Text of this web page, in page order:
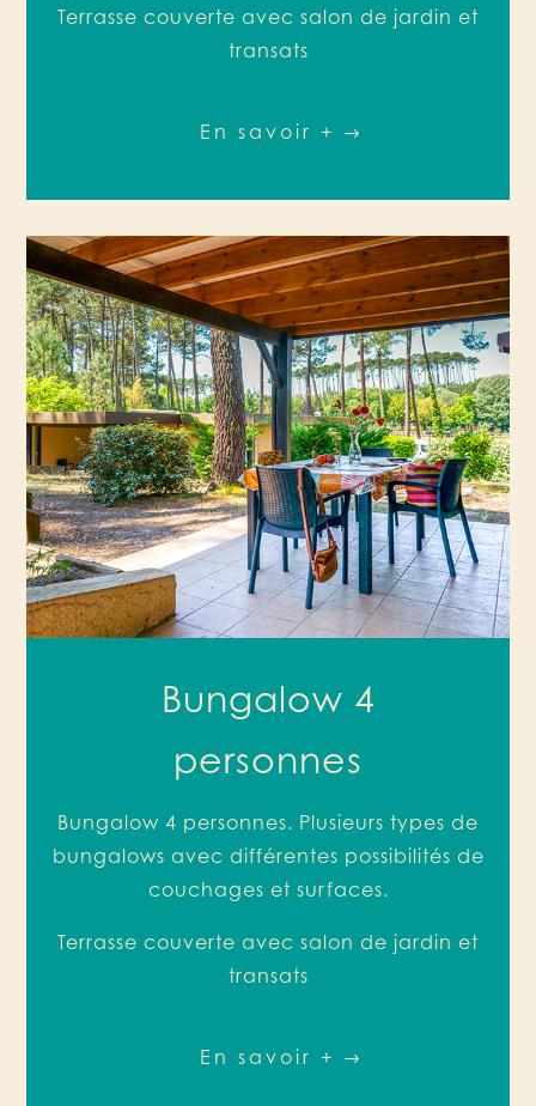
Terrasse couverte avec salon de jardin et
transats
En savoir +
Bungalow 4
personnes
Bungalow 4 personnes. Plusieurs types de
bungalows avec différentes possibilités de
couchages et surfaces.
Terrasse couverte avec salon de jardin et
transats
En savoir +